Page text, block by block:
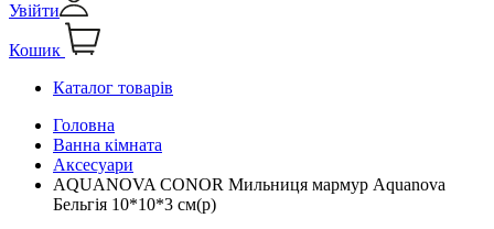
Увійти
Кошик
Каталог товарів
Головна
Ванна кімната
Аксесуари
AQUANOVA CONOR Мильниця мармур Aquanova
Бельгія 10*10*3 см(р)